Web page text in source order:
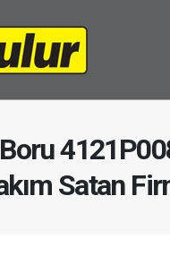
Satan